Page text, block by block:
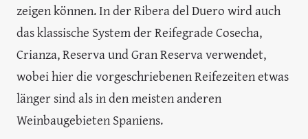
zeigen können. In der Ribera del Duero wird auch
das klassische System der Reifegrade Cosecha,
Crianza, Reserva und Gran Reserva verwendet,
wobei hier die vorgeschriebenen Reifezeiten etwas
länger sind als in den meisten anderen
Weinbaugebieten Spaniens.